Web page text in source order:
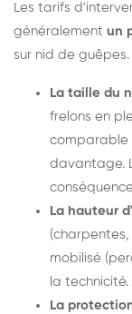
Les tarifs
généralement un
sur nid de
La taille du
frelons en
comparable
davantage.
La hauteur
(charpentes,
mobilisé
la technicité.
La